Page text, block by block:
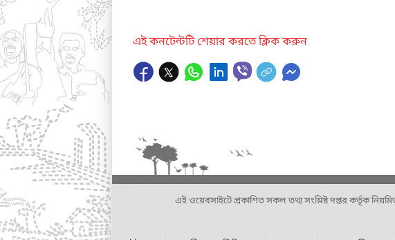
এই কনটেন্টটি শেয়ার করতে ক্লিক করুন
এই ওয়েবসাইটে প্রকাশিত সকল তথ্য সংশ্লিষ্ট দপ্তর কর্তৃক